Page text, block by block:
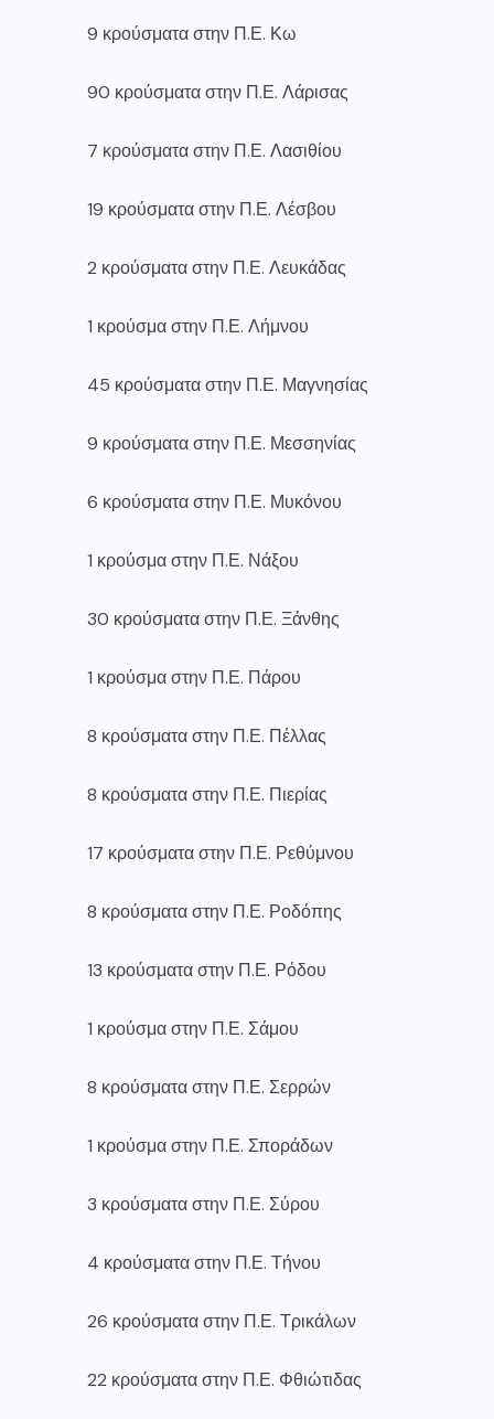
9 κρούσματα στην Π.Ε. Κω
90 κρούσματα στην Π.Ε. Λάρισας
7 κρούσματα στην Π.Ε. Λασιθίου
19 κρούσματα στην Π.Ε. Λέσβου
2 κρούσματα στην Π.Ε. Λευκάδας
1 κρούσμα στην Π.Ε. Λήμνου
45 κρούσματα στην Π.Ε. Μαγνησίας
9 κρούσματα στην Π.Ε. Μεσσηνίας
6 κρούσματα στην Π.Ε. Μυκόνου
1 κρούσμα στην Π.Ε. Νάξου
30 κρούσματα στην Π.Ε. Ξάνθης
1 κρούσμα στην Π.Ε. Πάρου
8 κρούσματα στην Π.Ε. Πέλλας
8 κρούσματα στην Π.Ε. Πιερίας
17 κρούσματα στην Π.Ε. Ρεθύμνου
8 κρούσματα στην Π.Ε. Ροδόπης
13 κρούσματα στην Π.Ε. Ρόδου
1 κρούσμα στην Π.Ε. Σάμου
8 κρούσματα στην Π.Ε. Σερρών
1 κρούσμα στην Π.Ε. Σποράδων
3 κρούσματα στην Π.Ε. Σύρου
4 κρούσματα στην Π.Ε. Τήνου
26 κρούσματα στην Π.Ε. Τρικάλων
22 κρούσματα στην Π.Ε. Φθιώτιδας